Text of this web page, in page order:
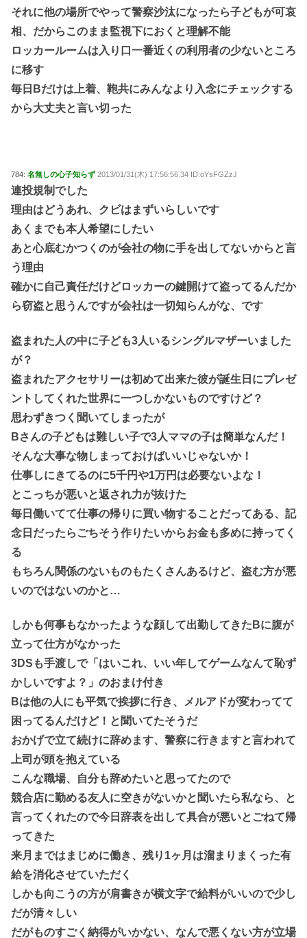
それに他の場所でやって警察沙汰になったら子どもが可哀
相、だからこのまま監視下におくと理解不能
ロッカールームは入り口一番近くの利用者の少ないところ
に移す
毎日Bだけは上着、鞄共にみんなより入念にチェックする
から大丈夫と言い切った
784: 名無しの心子知らず 2013/01/31(木) 17:56:56.34 ID:oYsFGZzJ
連投規制でした
理由はどうあれ、クビはまずいらしいです
あくまでも本人希望にしたい
あと心底むかつくのが会社の物に手を出してないからと言
う理由
確かに自己責任だけどロッカーの鍵開けて盗ってるんだか
ら窃盗と思うんですが会社は一切知らんがな、です
盗まれた人の中に子ども3人いるシングルマザーいました
が？
盗まれたアクセサリーは初めて出来た彼が誕生日にプレゼ
ントしてくれた世界に一つしかないものですけど？
思わずきつく聞いてしまったが
Bさんの子どもは難しい子で3人ママの子は簡単なんだ！
そんな大事な物しまっておけばいいじゃないか！
仕事しにきてるのに5千円や1万円は必要ないよな！
とこっちが悪いと返され力が抜けた
毎日働いてて仕事の帰りに買い物することだってある、記
念日だったらごちそう作りたいからお金も多めに持ってく
る
もちろん関係のないものもたくさんあるけど、盗む方が悪
いのではないのかと…
しかも何事もなかったような顔して出勤してきたBに腹が
立って仕方がなかった
3DSも手渡しで「はいこれ、いい年してゲームなんて恥ず
かしいですよ？」のおまけ付き
Bは他の人にも平気で挨拶に行き、メルアドが変わってて
困ってるんだけど！と聞いてたそうだ
おかげで立て続けに辞めます、警察に行きますと言われて
上司が頭を抱えている
こんな職場、自分も辞めたいと思ってたので
競合店に勤める友人に空きがないかと聞いたら私なら、と
言ってくれたので今日辞表を出して具合が悪いとごねて帰
ってきた
来月まではまじめに働き、残り1ヶ月は溜まりまくった有
給を消化させていただく
しかも向こうの方が肩書きが横文字で給料がいいので少し
だが清々しい
だがものすごく納得がいかない、なんで悪くない方が立場